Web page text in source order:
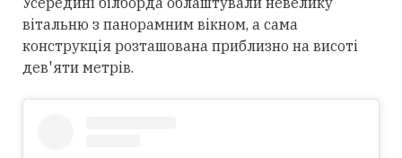
вітальню з панорамним вікном, а сама
конструкція розташована приблизно на висоті
дев'яти метрів.